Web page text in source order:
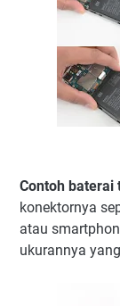
Contoh baterai
konektornya
atau
ukurannya